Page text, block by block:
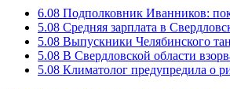
6.08 Подполковник Иванников:
5.08 Средняя зарплата в
5.08 Выпускники Челябинского
5.08 В Свердловской области
5.08 Климатолог предупредила о